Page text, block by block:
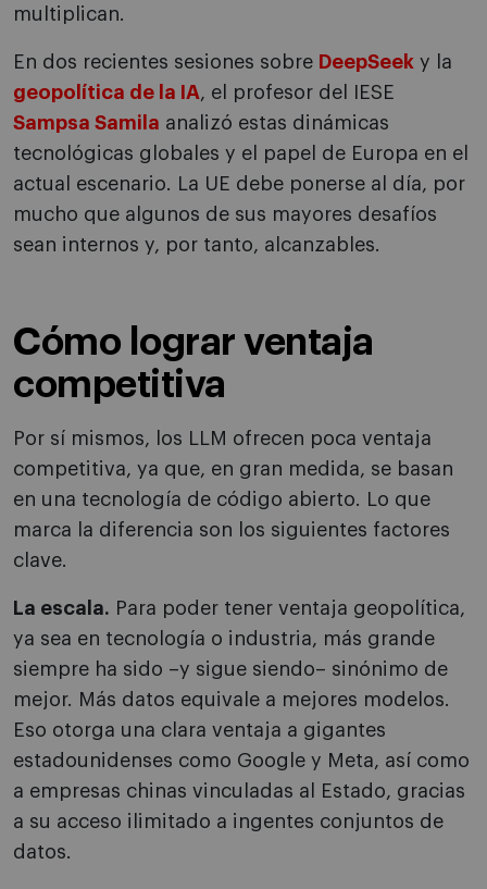
multiplican.
En dos recientes sesiones sobre DeepSeek y la
geopolítica de la IA, el profesor del IESE
Sampsa Samila analizó estas dinámicas
tecnológicas globales y el papel de Europa en el
actual escenario. La UE debe ponerse al día, por
mucho que algunos de sus mayores desafíos
sean internos y, por tanto, alcanzables.
Cómo lograr ventaja
competitiva
Por sí mismos, los LLM ofrecen poca ventaja
competitiva, ya que, en gran medida, se basan
en una tecnología de código abierto. Lo que
marca la diferencia son los siguientes factores
clave.
La escala. Para poder tener ventaja geopolítica,
ya sea en tecnología o industria, más grande
siempre ha sido –y sigue siendo– sinónimo de
mejor. Más datos equivale a mejores modelos.
Eso otorga una clara ventaja a gigantes
estadounidenses como Google y Meta, así como
a empresas chinas vinculadas al Estado, gracias
a su acceso ilimitado a ingentes conjuntos de
datos.